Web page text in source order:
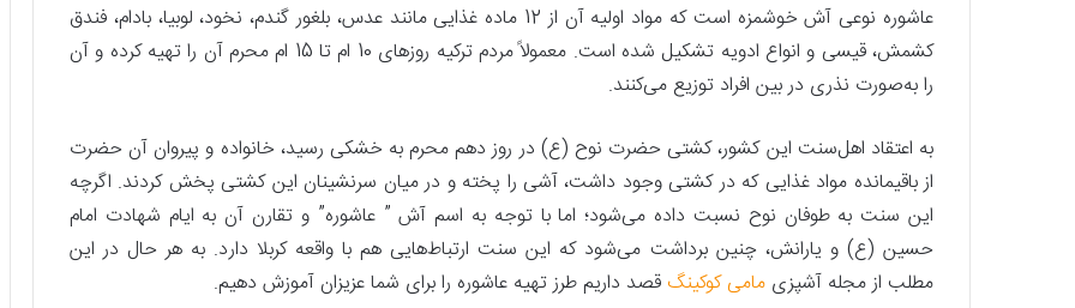
عاشوره نوعی آش خوشمزه است که مواد اولیه آن از 12 ماده غذایی مانند عدس، بلغور گندم، نخود، لوبیا، بادام، فندق
کشمش، قیسی و انواع ادویه تشکیل شده است. معمولاً مردم ترکیه روزهای 10 ام تا 15 ام محرم آن را تهیه کرده و آن
را به‌صورت نذری در بین افراد توزیع می‌کنند.
به اعتقاد اهل‌سنت این کشور، کشتی حضرت نوح (ع) در روز دهم محرم به خشکی رسید، خانواده و پیروان آن حضرت
از باقیمانده مواد غذایی که در کشتی وجود داشت، آشی را پخته و در میان سرنشینان این کشتی پخش کردند. اگرچه
این سنت به طوفان نوح نسبت داده می‌شود؛ اما با توجه به اسم آش ” عاشوره” و تقارن آن به ایام شهادت امام
حسین (ع) و یارانش، چنین برداشت می‌شود که این سنت ارتباط‌هایی هم با واقعه کربلا دارد. به هر حال در این
مطلب از مجله آشپزی مامی کوکینگقصد داریم طرز تهیه عاشوره را برای شما عزیزان آموزش دهیم.